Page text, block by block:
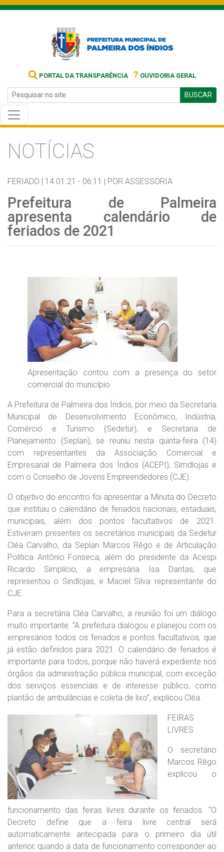
PORTAL DA TRANSPARÊNCIA ? OUVIDORIA GERAL
BUSCAR
NOTÍCIAS
FERIADO | 14.01.21 - 06:11 | POR ASSESSORIA
Prefeitura de Palmeira
apresenta calendário de
feriados de 2021
Apresentação contou com a presença do setor
comercial do município
A Prefeitura de Palmeira dos Índios, por meio da Secretaria
Municipal de Desenvolvimento Econômico, Indústria,
Comércio e Turismo (Sedetur), e Secretaria de
Planejamento (Seplan), se reuniu nesta quinta-feira (14)
com representantes da Associação Comercial e
Empresarial de Palmeira dos Índios (ACEPI), Simdlojas e
com o Conselho de Jovens Empreendedores (CJE).
O objetivo do encontro foi apresentar a Minuta do Decreto
que instituiu o calendário de feriados nacionais, estaduais,
municipais, além dos pontos facultativos de 2021.
Estiveram presentes os secretários municipais da Sedetur
Cléa Carvalho, da Seplan Marcos Rêgo e de Articulação
Política Antônio Fonseca, além do presidente da Acespi
Ricardo Simplício, a empresária Isa Dantas, que
representou o Sindlojas, e Maciel Silva representante do
CJE.
Para a secretária Cléa Carvalho, a reunião foi um diálogo
muito importante. “A prefeitura dialogou e planejou com os
empresários todos os feriados e pontos facultativos, que
já estão definidos para 2021. O calendário de feriados é
importante para todos, porque não haverá expediente nos
órgãos da administração pública municipal, com exceção
dos serviços essenciais e de interesse público, como
plantão de ambulâncias e coleta de lixo”, explicou Cléa.
FEIRAS
LIVRES
O secretário
Marcos Rêgo
explicou o
funcionamento das feiras livres durante os feriados. “O
Decreto define que a feira livre central será
automaticamente antecipada para o primeiro dia útil
anterior, quando a data de funcionamento corresponder ao